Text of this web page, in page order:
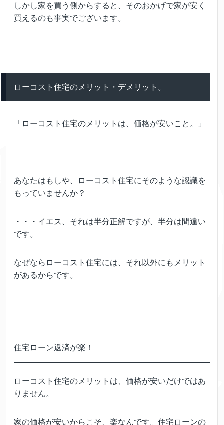
しかし家を買う側からすると、そのおかげで家が安く
買えるのも事実でございます。
ローコスト住宅のメリット・デメリット。
「ローコスト住宅のメリットは、価格が安いこと。」
あなたはもしや、ローコスト住宅にそのような認識を
もっていませんか？
・・・イエス、それは半分正解ですが、半分は間違い
です。
なぜならローコスト住宅には、それ以外にもメリット
があるからです。
住宅ローン返済が楽！
ローコスト住宅のメリットは、価格が安いだけではあ
りません。
家の価格が安いからこそ、楽なんです。住宅ローンの